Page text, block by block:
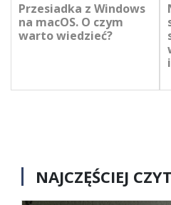
Przesiadka z Windows
na macOS. O czym
warto wiedzieć?
NAJCZĘŚCIEJ